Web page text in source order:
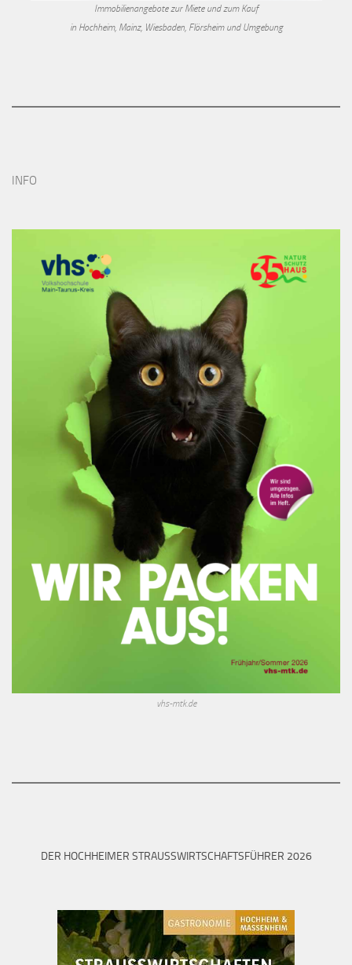
Immobilienangebote zur Miete und zum Kauf
in Hochheim, Mainz, Wiesbaden, Flörsheim und Umgebung
INFO
vhs-mtk.de
DER HOCHHEIMER STRAUSSWIRTSCHAFTSFÜHRER 2026